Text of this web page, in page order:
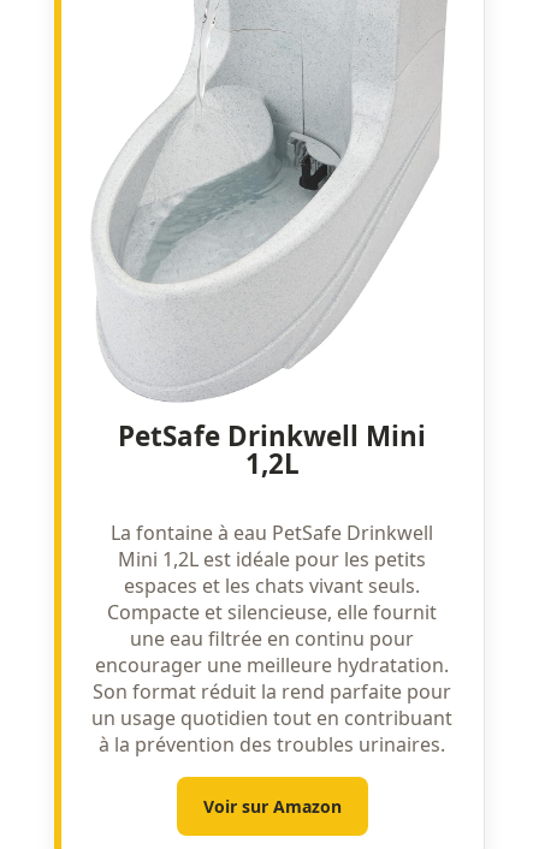
PetSafe Drinkwell Mini
1,2L
La fontaine à eau PetSafe Drinkwell
Mini 1,2L est idéale pour les petits
espaces et les chats vivant seuls.
Compacte et silencieuse, elle fournit
une eau filtrée en continu pour
encourager une meilleure hydratation.
Son format réduit la rend parfaite pour
un usage quotidien tout en contribuant
à la prévention des troubles urinaires.
Voir sur Amazon